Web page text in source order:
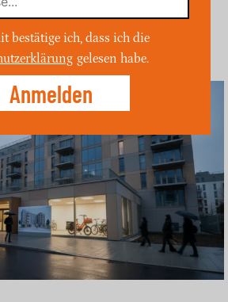
bestätige ich, dass ich die
gelesen habe.